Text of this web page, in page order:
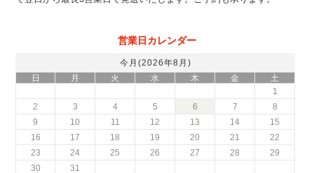
営業日カレンダー
今月(2026年8月)
日
月 火 水 木 金
土
1
2
3 4 5 6 7
8
9
10 11 12 13 14
15
16
17 18 19 20 21
22
23
24 25 26 27 28
29
30
31